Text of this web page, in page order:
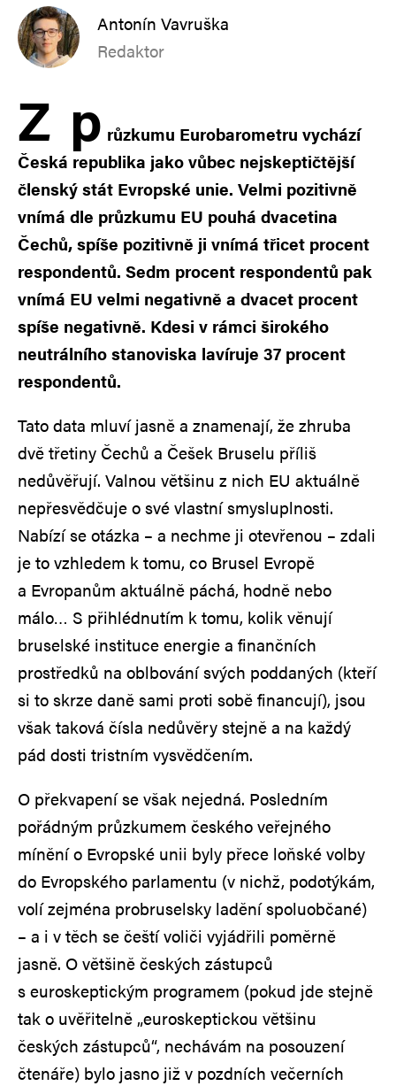
Antonín Vavruška
Redaktor
Z p růzkumu Eurobarometru vychází
Česká republika jako vůbec nejskeptičtější
členský stát Evropské unie. Velmi pozitivně
vnímá dle průzkumu EU pouhá dvacetina
Čechů, spíše pozitivně ji vnímá třicet procent
respondentů. Sedm procent respondentů pak
vnímá EU velmi negativně a dvacet procent
spíše negativně. Kdesi v rámci širokého
neutrálního stanoviska lavíruje 37 procent
respondentů.
Tato data mluví jasně a znamenají, že zhruba
dvě třetiny Čechů a Češek Bruselu příliš
nedůvěřují. Valnou většinu z nich EU aktuálně
nepřesvědčuje o své vlastní smysluplnosti.
Nabízí se otázka – a nechme ji otevřenou – zdali
je to vzhledem k tomu, co Brusel Evropě
a Evropanům aktuálně páchá, hodně nebo
málo… S přihlédnutím k tomu, kolik věnují
bruselské instituce energie a finančních
prostředků na oblbování svých poddaných (kteří
si to skrze daně sami proti sobě financují), jsou
však taková čísla nedůvěry stejně a na každý
pád dosti tristním vysvědčením.
O překvapení se však nejedná. Posledním
pořádným průzkumem českého veřejného
mínění o Evropské unii byly přece loňské volby
do Evropského parlamentu (v nichž, podotýkám,
volí zejména probruselsky ladění spoluobčané)
– a i v těch se čeští voliči vyjádřili poměrně
jasně. O většině českých zástupců
s euroskeptickým programem (pokud jde stejně
tak o uvěřitelně „euroskeptickou většinu
českých zástupců“, nechávám na posouzení
čtenáře) bylo jasno již v pozdních večerních